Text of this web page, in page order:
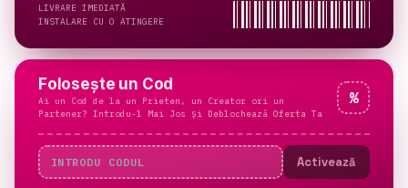
LIVRARE IMEDIATĂ
INSTALARE CU O ATINGERE
Folosește un Cod
Ai un Cod de la un Prieten, un Creator ori un
Partener? Introdu-l Mai Jos și Deblochează Oferta Ta
%
Activează